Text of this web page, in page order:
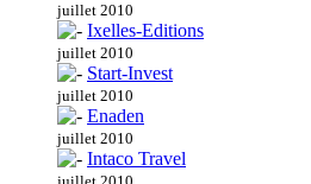
juillet 2010
Ixelles-Editions
juillet 2010
Start-Invest
juillet 2010
Enaden
juillet 2010
Intaco Travel